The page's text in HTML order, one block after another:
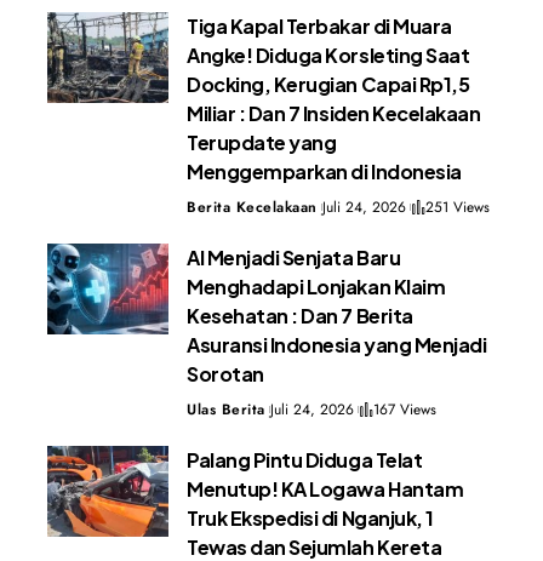
Tiga Kapal Terbakar di Muara
Angke! Diduga Korsleting Saat
Docking, Kerugian Capai Rp1,5
Miliar : Dan 7 Insiden Kecelakaan
Terupdate yang
Menggemparkan di Indonesia
Berita Kecelakaan Juli 24, 2026 251 Views
AI Menjadi Senjata Baru
Menghadapi Lonjakan Klaim
Kesehatan : Dan 7 Berita
Asuransi Indonesia yang Menjadi
Sorotan
Ulas Berita Juli 24, 2026 167 Views
Palang Pintu Diduga Telat
Menutup! KA Logawa Hantam
Truk Ekspedisi di Nganjuk, 1
Tewas dan Sejumlah Kereta